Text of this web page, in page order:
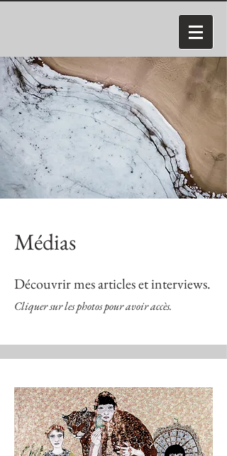
Médias
Découvrir mes articles et interviews.
Cliquer sur les photos pour avoir accès.